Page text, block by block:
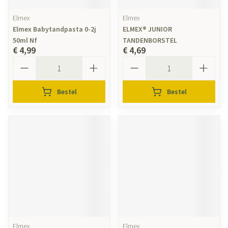
Elmex
Elmex Babytandpasta 0-2j
50ml Nf
€ 4,99
Bestel
Elmex
ELMEX® JUNIOR
TANDENBORSTEL
€ 4,69
Bestel
Elmex Elmex